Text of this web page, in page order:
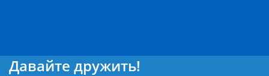
Давайте дружить!